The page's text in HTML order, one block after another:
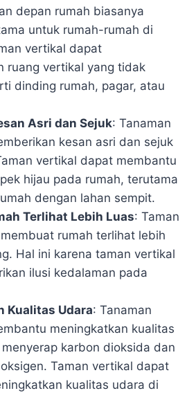
depan rumah biasanya
untuk rumah-rumah di
vertikal dapat
ruang vertikal yang tidak
dinding rumah, pagar, atau
Asri dan Sejuk: Tanaman
kesan asri dan sejuk
vertikal dapat membantu
hijau pada rumah, terutama
dengan lahan sempit.
Terlihat Lebih Luas: Taman
rumah terlihat lebih
Hal ini karena taman vertikal
ilusi kedalaman pada
Kualitas Udara: Tanaman
meningkatkan kualitas
karbon dioksida dan
Taman vertikal dapat
kualitas udara di